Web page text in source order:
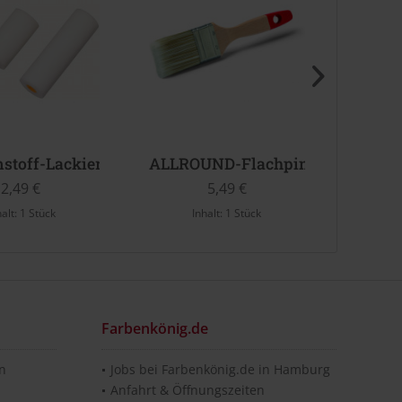
Lackierrolle gerade
2,49 €
1 Stück
ALLROUND-Flachpinsel
5,49 €
Inhalt: 1 Stück
Farbenkönig.de
Jobs bei Farbenkönig.de in Hamburg
Anfahrt & Öffnungszeiten